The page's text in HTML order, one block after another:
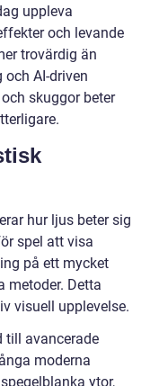
uppleva
och levande
trovärdig än
AI-driven
skuggor beter
hur ljus beter sig
spel att visa
på ett mycket
metoder. Detta
visuell upplevelse.
till avancerade
moderna
ytor,